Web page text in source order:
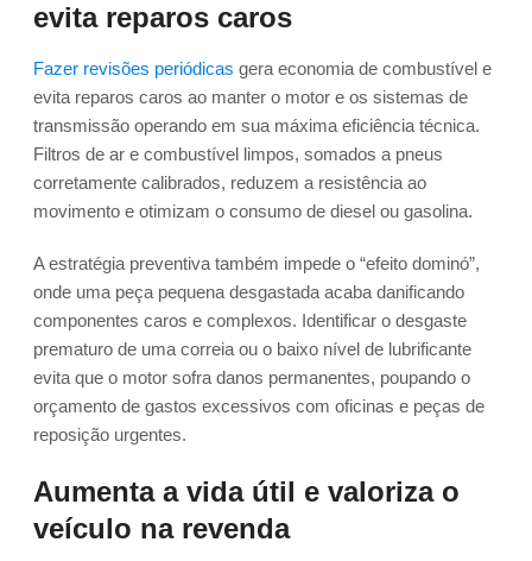
evita reparos caros
Fazer revisões periódicas gera economia de combustível e
evita reparos caros ao manter o motor e os sistemas de
transmissão operando em sua máxima eficiência técnica.
Filtros de ar e combustível limpos, somados a pneus
corretamente calibrados, reduzem a resistência ao
movimento e otimizam o consumo de diesel ou gasolina.
A estratégia preventiva também impede o “efeito dominó”,
onde uma peça pequena desgastada acaba danificando
componentes caros e complexos. Identificar o desgaste
prematuro de uma correia ou o baixo nível de lubrificante
evita que o motor sofra danos permanentes, poupando o
orçamento de gastos excessivos com oficinas e peças de
reposição urgentes.
Aumenta a vida útil e valoriza o
veículo na revenda